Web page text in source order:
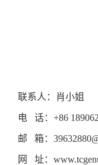
联系人：肖小姐
电 话：+86
邮 箱：
网 址：